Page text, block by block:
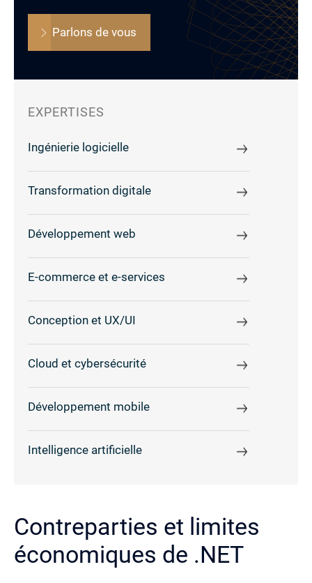
Parlons de vous
EXPERTISES
Ingénierie logicielle
Transformation digitale
Développement web
E-commerce et e-services
Conception et UX/UI
Cloud et cybersécurité
Développement mobile
Intelligence artificielle
Contreparties et limites
économiques de .NET